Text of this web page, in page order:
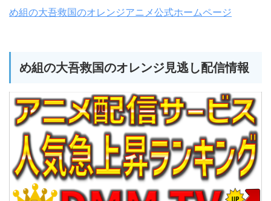
め組の大吾救国のオレンジアニメ公式ホームページ
め組の大吾救国のオレンジ見逃し配信情報